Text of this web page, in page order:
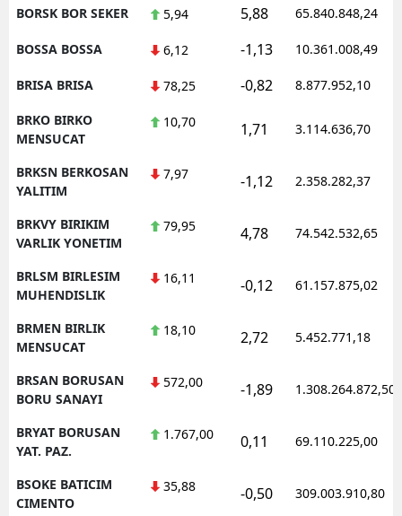
BORSK BOR SEKER 5,94 5,88 65.840.848,24
BOSSA BOSSA 6,12 -1,13 10.361.008,49
BRISA BRISA 78,25 -0,82 8.877.952,10
BRKO BIRKO
MENSUCAT
10,70 1,71 3.114.636,70
BRKSN BERKOSAN
YALITIM
7,97 -1,12 2.358.282,37
BRKVY BIRIKIM
VARLIK YONETIM
79,95 4,78 74.542.532,65
BRLSM BIRLESIM
MUHENDISLIK
16,11 -0,12 61.157.875,02
BRMEN BIRLIK
MENSUCAT
18,10 2,72 5.452.771,18
BRSAN BORUSAN
BORU SANAYI
572,00 -1,89 1.308.264.872,50
BRYAT BORUSAN
YAT. PAZ.
1.767,00 0,11 69.110.225,00
BSOKE BATICIM
CIMENTO
35,88 -0,50 309.003.910,80